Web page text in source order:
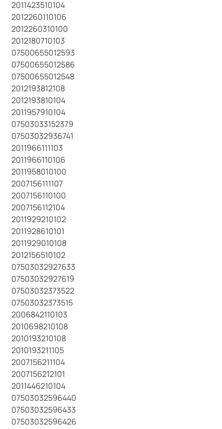
2011423510104
2012260110106
2012260310100
2012180710103
07500655012593
07500655012586
07500655012548
2012193812108
2012193810104
2011957910104
07503033152379
07503032936741
2011966111103
2011966110106
2011958010100
2007156111107
2007156110100
2007156112104
2011929210102
2011928610101
2011929010108
2012156510102
07503032927633
07503032927619
07503032373522
07503032373515
2006842110103
2010698210108
2010193210108
2010193211105
2007156211104
2007156212101
2011446210104
07503032596440
07503032596433
07503032596426